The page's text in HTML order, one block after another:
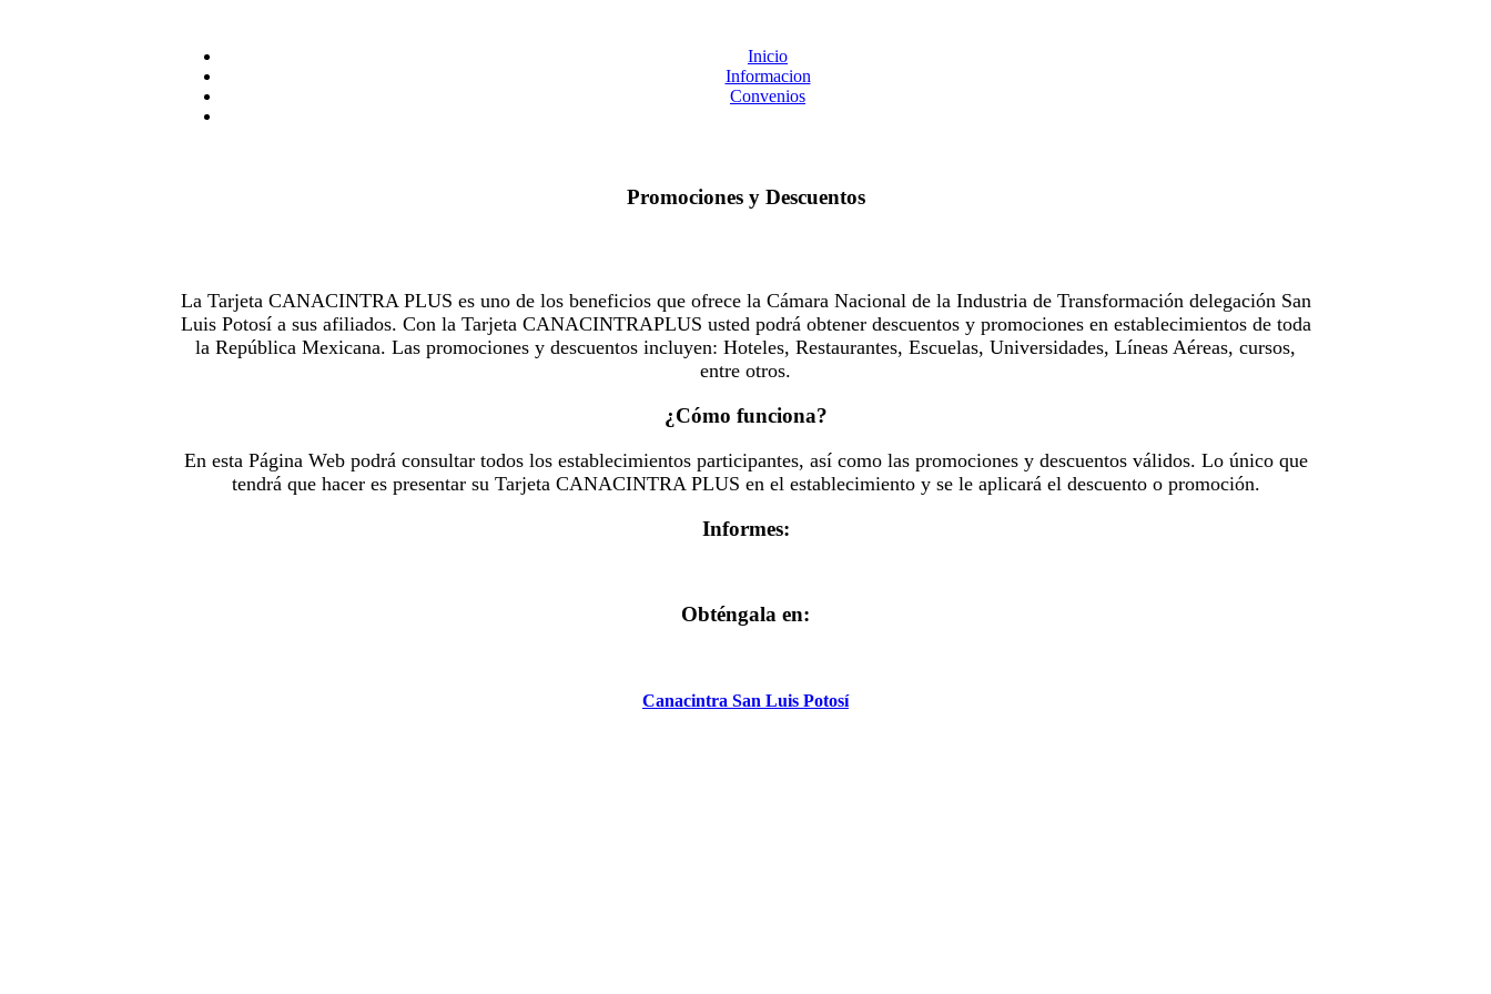
Inicio
Informacion
Convenios
Promociones y Descuentos
La Tarjeta CANACINTRA PLUS es uno de los beneficios que ofrece la Cámara Nacional de la Industria de Transformación delegación San
Luis Potosí a sus afiliados. Con la Tarjeta CANACINTRAPLUS usted podrá obtener descuentos y promociones en establecimientos de toda
la República Mexicana. Las promociones y descuentos incluyen: Hoteles, Restaurantes, Escuelas, Universidades, Líneas Aéreas, cursos,
entre otros.
¿Cómo funciona?
En esta Página Web podrá consultar todos los establecimientos participantes, así como las promociones y descuentos válidos. Lo único que
tendrá que hacer es presentar su Tarjeta CANACINTRA PLUS en el establecimiento y se le aplicará el descuento o promoción.
Informes:
Obténgala en:
Canacintra San Luis Potosí